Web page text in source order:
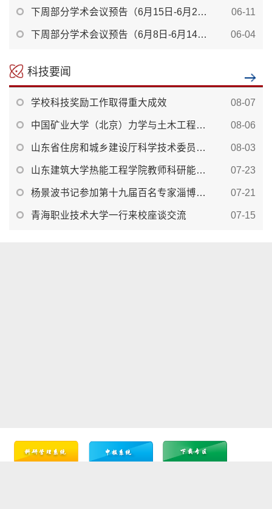
科技要闻
学校科技奖励工作取得重大成效 08-07
中国矿业大学（北京）力学与土木工程学院一行来... 08-06
山东省住房和城乡建设厅科学技术委员会工程建设... 08-03
山东建筑大学热能工程学院教师科研能力提升培训... 07-23
杨景波书记参加第十九届百名专家淄博行暨产学研... 07-21
青海职业技术大学一行来校座谈交流 07-15
下周部分学术会议预告（6月15日-6月21日） 06-11
下周部分学术会议预告（6月8日-6月14日） 06-04